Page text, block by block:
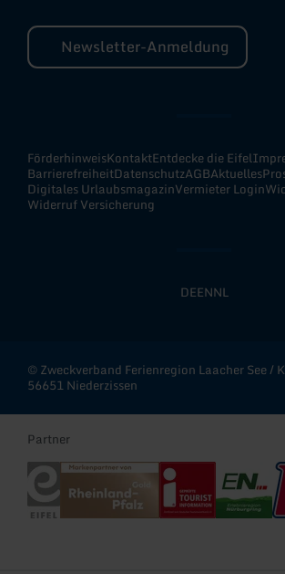
Newsletter-Anmeldung
FörderhinweisKontaktEntdecke die Eifel
BarrierefreiheitDatenschutzAGBAktuelles
Digitales UrlaubsmagazinVermieter Login
Widerruf Versicherung
DEENNL
© Zweckverband Ferienregion Laacher See /
56651 Niederzissen
Partner
Eifel Tourismus
Rheinland-Pfalz GoldDeutscher